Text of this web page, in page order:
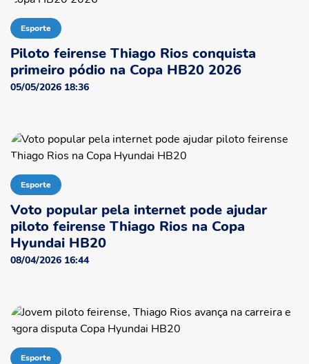
Esporte
Piloto feirense Thiago Rios conquista
primeiro pódio na Copa HB20 2026
05/05/2026 18:36
Esporte
Voto popular pela internet pode ajudar
piloto feirense Thiago Rios na Copa
Hyundai HB20
08/04/2026 16:44
Esporte